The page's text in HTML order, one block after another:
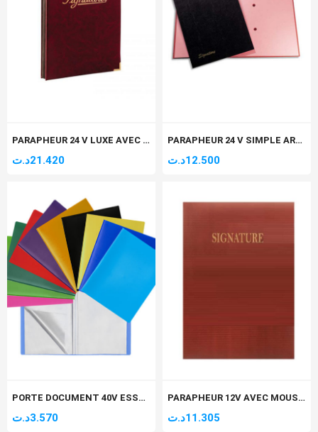
PARAPHEUR 24 V LUXE AVEC MOUSSE ET COIN DORE ARABE
21.420د.ت
PARAPHEUR 24 V SIMPLE ARABE
12.500د.ت
PORTE DOCUMENT 40V ESSENTIAL
3.570د.ت
PARAPHEUR 12V AVEC MOUSSE ARABE
11.305د.ت